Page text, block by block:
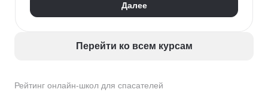
Рейтинг онлайн-школ для спасателей
Далее
Перейти ко всем курсам